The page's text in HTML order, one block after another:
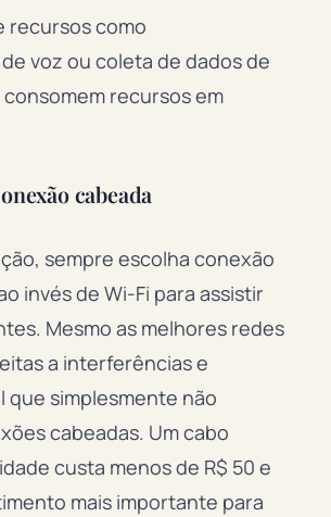
recursos como
voz ou coleta de dados de
recursos em
cabeada
sempre escolha conexão
invés de Wi-Fi para assistir
Mesmo as melhores redes
a interferências e
que simplesmente não
cabeadas. Um cabo
custa menos de R$ 50 e
mais importante para